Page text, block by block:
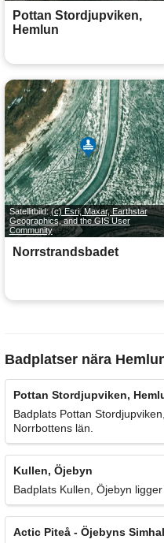
Pottan Stordjupviken,
Hemlun
Satellitbild:(c) Esri, Maxar, Earthstar
Geographics, and the GIS User
Community
Norrstrandsbadet
Badplatser nära
Pottan Stordjupviken,
Badplats Pottan
Norrbottens län.
Kullen, Öjebyn
Badplats Kullen, Öjebyn
Actic Piteå - Öjebyns